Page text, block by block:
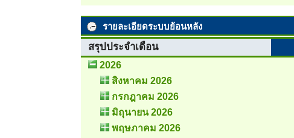
รายละเอียดระบบย้อนหลัง
สรุปประจำเดือน
2026
สิงหาคม 2026
กรกฎาคม 2026
มิถุนายน 2026
พฤษภาคม 2026